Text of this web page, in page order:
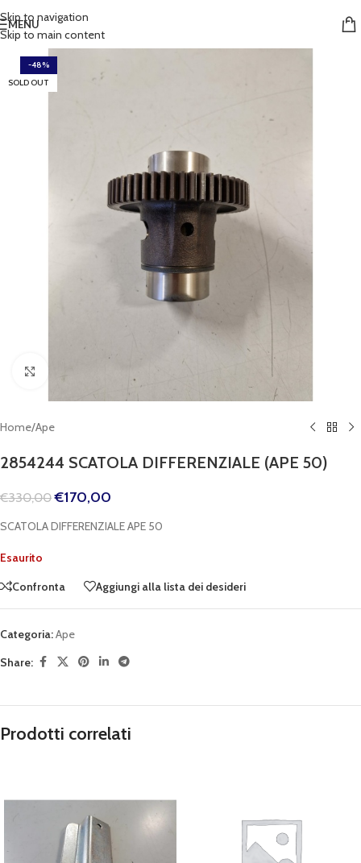
Skip to navigation
Skip to main content
MENU
-48%
SOLD OUT
Home/Ape
2854244 SCATOLA DIFFERENZIALE (APE 50)
€330,00 €170,00
SCATOLA DIFFERENZIALE APE 50
Esaurito
Confronta
Aggiungi alla lista dei desideri
Categoria:Ape
Share:
Prodotti correlati